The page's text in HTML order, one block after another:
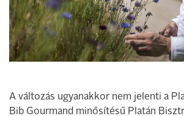
A változás ugyanakkor nem jelenti a
Bib Gourmand minősítésű Platán